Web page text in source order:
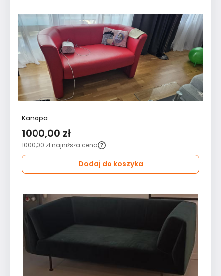
Kanapa
1000,00 zł
1000,00 zł najniższa cena
Dodaj do koszyka